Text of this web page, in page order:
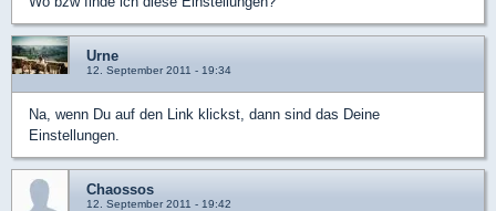
Urne
12. September 2011 - 19:34
Na, wenn Du auf den Link klickst, dann sind das Deine
Einstellungen.
Chaossos
12. September 2011 - 19:42